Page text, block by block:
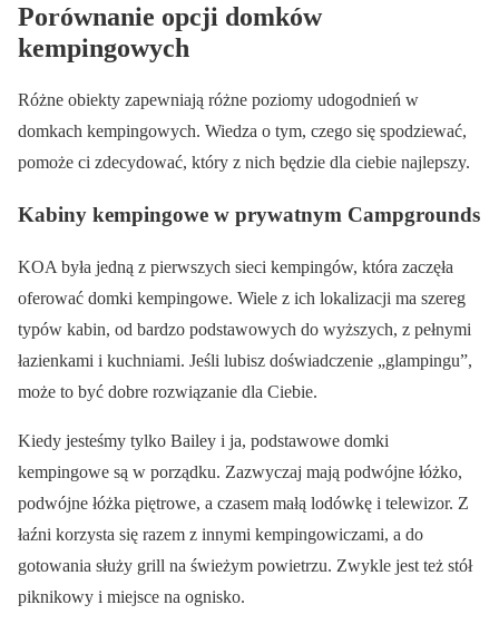
Porównanie opcji domków
kempingowych
Różne obiekty zapewniają różne poziomy udogodnień w
domkach kempingowych. Wiedza o tym, czego się spodziewać,
pomoże ci zdecydować, który z nich będzie dla ciebie najlepszy.
Kabiny kempingowe w prywatnym Campgrounds
KOA była jedną z pierwszych sieci kempingów, która zaczęła
oferować domki kempingowe. Wiele z ich lokalizacji ma szereg
typów kabin, od bardzo podstawowych do wyższych, z pełnymi
łazienkami i kuchniami. Jeśli lubisz doświadczenie „glampingu”,
może to być dobre rozwiązanie dla Ciebie.
Kiedy jesteśmy tylko Bailey i ja, podstawowe domki
kempingowe są w porządku. Zazwyczaj mają podwójne łóżko,
podwójne łóżka piętrowe, a czasem małą lodówkę i telewizor. Z
łaźni korzysta się razem z innymi kempingowiczami, a do
gotowania służy grill na świeżym powietrzu. Zwykle jest też stół
piknikowy i miejsce na ognisko.